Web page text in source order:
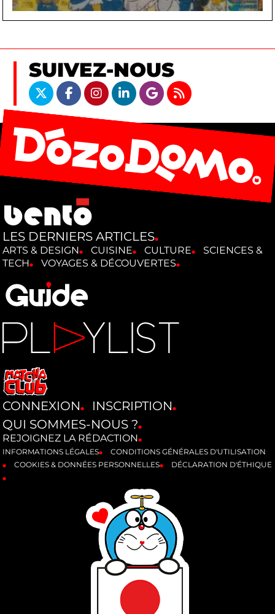
SUIVEZ-NOUS
LES DERNIERS ARTICLES
ARTS & DESIGN CUISINE CULTURE
SCIENCES &
TECH
VOYAGES & DÉCOUVERTES
CONNEXION
INSCRIPTION
QUI SOMMES-NOUS ?
REJOIGNEZ LA RÉDACTION
INFORMATIONS LÉGALES
CONDITIONS GÉNÉRALES D'UTILISATION
COOKIES & DONNÉES PERSONNELLES
DÉCLARATION D'ÉTHIQUE